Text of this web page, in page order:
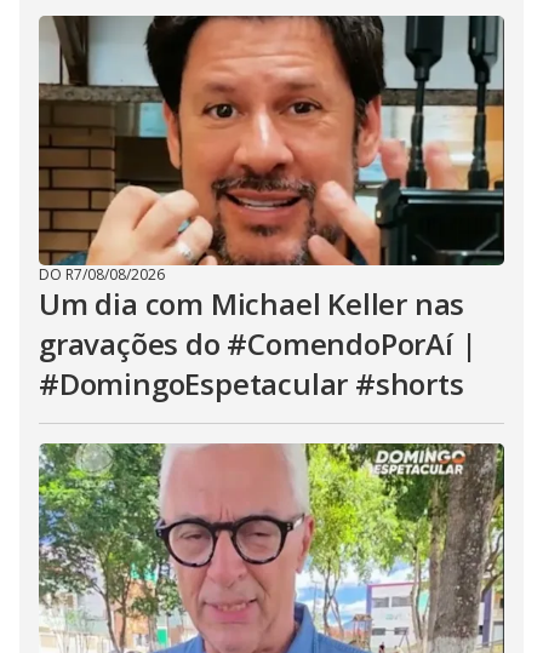
DO R7/08/08/2026
Um dia com Michael Keller nas
gravações do #ComendoPorAí |
#DomingoEspetacular #shorts